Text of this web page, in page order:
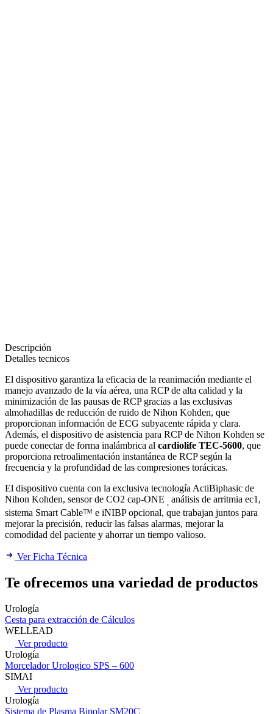
Descripción
Detalles tecnicos
El dispositivo garantiza la eficacia de la reanimación mediante el
manejo avanzado de la vía aérea, una RCP de alta calidad y la
minimización de las pausas de RCP gracias a las exclusivas
almohadillas de reducción de ruido de Nihon Kohden, que
proporcionan información de ECG subyacente rápida y clara.
Además, el dispositivo de asistencia para RCP de Nihon Kohden se
puede conectar de forma inalámbrica al cardiolife TEC-5600, que
proporciona retroalimentación instantánea de RCP según la
frecuencia y la profundidad de las compresiones torácicas.
El dispositivo cuenta con la exclusiva tecnología ActiBiphasic de
Nihon Kohden, sensor de CO2 cap-ONE , análisis de arritmia ec1,
sistema Smart Cable™ e iNIBP opcional, que trabajan juntos para
mejorar la precisión, reducir las falsas alarmas, mejorar la
comodidad del paciente y ahorrar un tiempo valioso.
Ver Ficha Técnica
Te ofrecemos una variedad de productos
Urología
Cesta para extracción de Cálculos
WELLEAD
Ver producto
Urología
Morcelador Urologico SPS – 600
SIMAI
Ver producto
Urología
Sistema de Plasma Bipolar SM20C